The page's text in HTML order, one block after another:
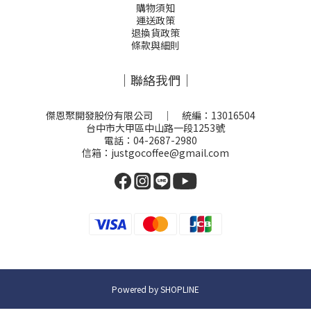
購物須知
運送政策
退換貨政策
條款與細則
｜聯絡我們｜
傑恩聚開發股份有限公司 ｜ 統編：13016504
台中市大甲區中山路一段1253號
電話：04-2687-2980
信箱：justgocoffee@gmail.com
Powered by SHOPLINE